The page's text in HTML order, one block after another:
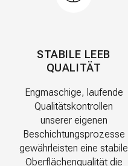
STABILE LEEB
QUALITÄT
Engmaschige, laufende
Qualitätskontrollen
unserer eigenen
Beschichtungsprozesse
gewährleisten eine stabile
Oberflächenqualität die